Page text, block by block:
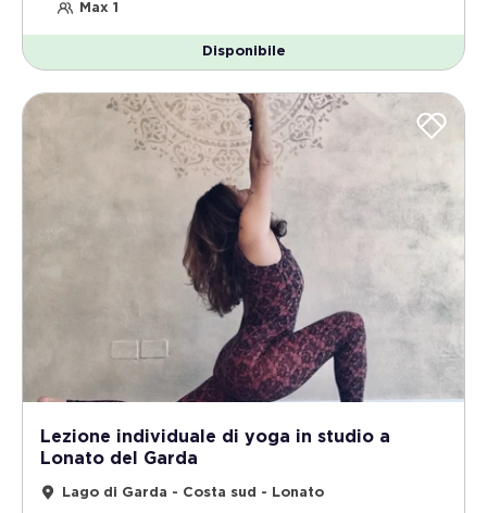
Max 1
Disponibile
Lezione individuale di yoga in studio a
Lonato del Garda
Lago di Garda - Costa sud - Lonato